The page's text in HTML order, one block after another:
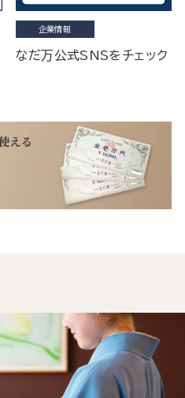
企業情報
なだ万公式SNSをチェック